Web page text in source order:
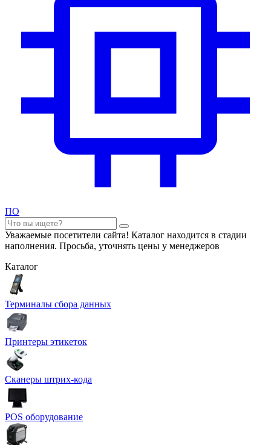
ПО
Уважаемые посетители сайта! Каталог находится в стадии
наполнения. Просьба, уточнять цены у менеджеров
Каталог
Терминалы сбора данных
Принтеры этикеток
Сканеры штрих-кода
POS оборудование